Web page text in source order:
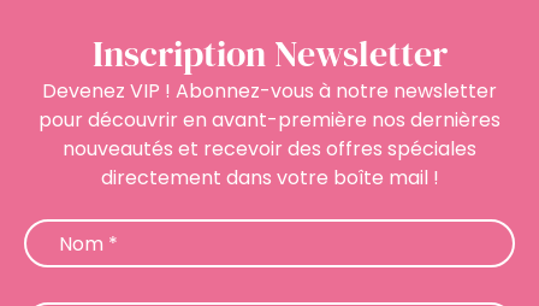
Inscription Newsletter
Devenez VIP ! Abonnez-vous à notre newsletter
pour découvrir en avant-première nos dernières
nouveautés et recevoir des offres spéciales
directement dans votre boîte mail !
Nom *